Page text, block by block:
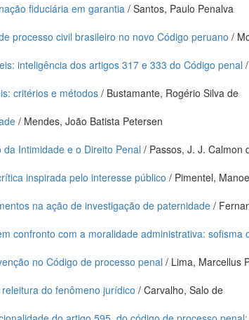
fiduciária em garantia / Santos, Paulo Penalva
processo civil brasileiro no novo Código peruano /
inteligência dos artigos 317 e 333 do Código penal
critérios e métodos / Bustamante, Rogério Silva de
/ Mendes, João Batista Petersen
Intimidade e o Direito Penal / Passos, J. J. Calmon
inspirada pelo interesse público / Pimentel,
na ação de investigação de paternidade /
confronto com a moralidade administrativa: sofisma
no Código de processo penal / Lima, Marcellus
do fenômeno jurídico / Carvalho, Salo de